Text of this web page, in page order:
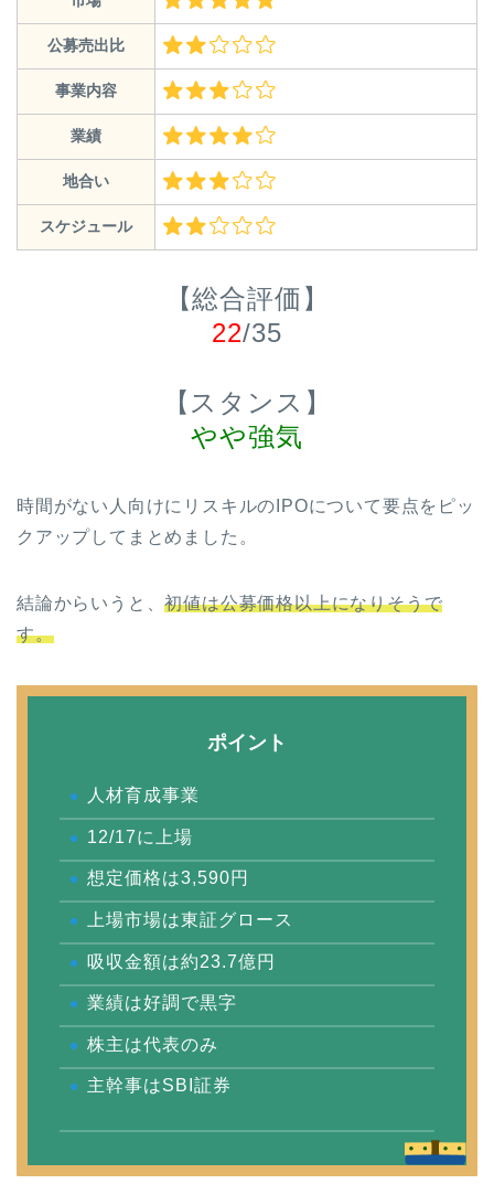
公募売出比
事業内容
業績
地合い
スケジュール
【総合評価】
22/35
【スタンス】
やや強気
時間がない人向けにリスキルのIPOについて要点をピッ
クアップしてまとめました。
結論からいうと、初値は公募価格以上になりそうで
す。
ポイント
人材育成事業
12/17に上場
想定価格は3,590円
上場市場は東証グロース
吸収金額は約23.7億円
業績は好調で黒字
株主は代表のみ
主幹事はSBI証券